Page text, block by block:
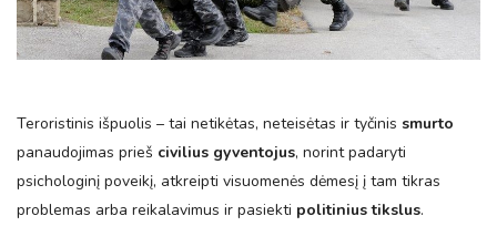
Teroristinis išpuolis – tai netikėtas, neteisėtas ir tyčinis smurto
panaudojimas prieš civilius gyventojus, norint padaryti
psichologinį poveikį, atkreipti visuomenės dėmesį į tam tikras
problemas arba reikalavimus ir pasiekti politinius tikslus.